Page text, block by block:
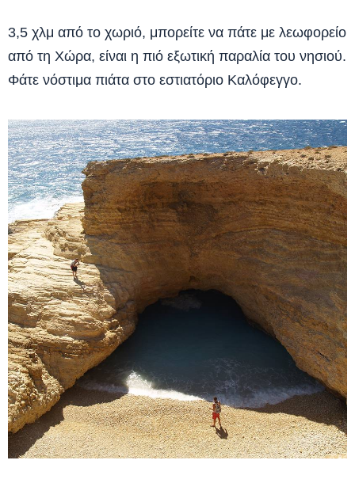
3,5 χλμ από το χωριό, μπορείτε να πάτε με λεωφορείο
από τη Χώρα, είναι η πιό εξωτική παραλία του νησιού.
Φάτε νόστιμα πιάτα στο εστιατόριο Καλόφεγγο.